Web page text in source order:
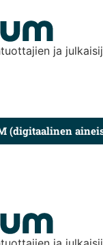
ja
(digitaalinen